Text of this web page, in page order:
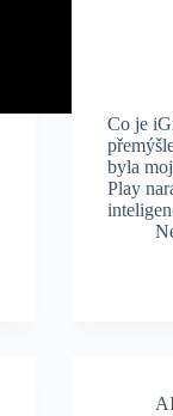
Co je
byla
Play